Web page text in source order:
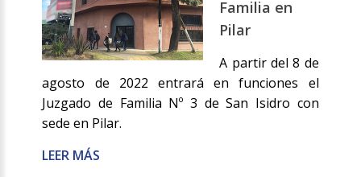
Familia en
Pilar
A partir del 8 de
agosto de 2022 entrará en funciones el
Juzgado de Familia Nº 3 de San Isidro con
sede en Pilar.
LEER MÁS